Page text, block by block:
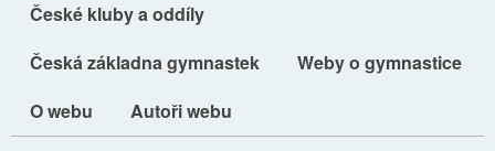
České kluby a oddíly
Česká základna gymnastek
Weby o gymnastice
O webu
Autoři webu